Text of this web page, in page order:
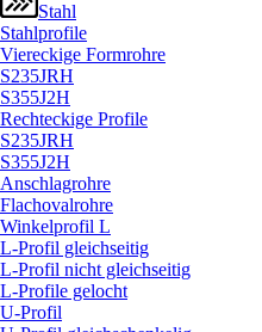
Stahl
Stahlprofile
Viereckige Formrohre
S235JRH
S355J2H
Rechteckige Profile
S235JRH
S355J2H
Anschlagrohre
Flachovalrohre
Winkelprofil L
L-Profil gleichseitig
L-Profil nicht gleichseitig
L-Profile gelocht
U-Profil